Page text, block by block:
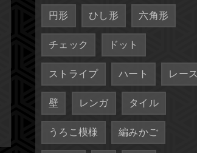
円形 ひし形 六角形
チェック ドット
ストライプ ハート レース
壁 レンガ タイル
うろこ模様 編みかご